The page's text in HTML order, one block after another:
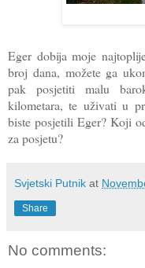
Eger dobija moje
broj dana, možete ga
pak posjetiti malu
kilometara, te uživati u
biste posjetili Eger? Koji
za posjetu?
Svjetski Putnik at
Share
No comments: